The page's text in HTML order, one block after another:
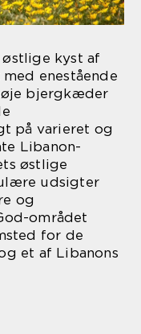
kyst af
enestående
bjergkæder
på varieret og
Libanon-
østlige
udsigter
og
området
for de
et af Libanons